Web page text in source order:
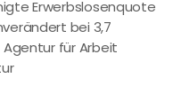
Erwerbslosenquote
bei 3,7
für Arbeit